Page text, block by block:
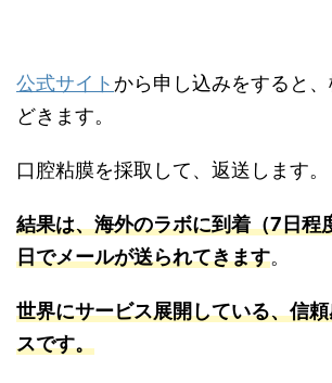
公式サイトから申し込みをすると
どきます。
口腔粘膜を採取して、返送します。
結果は、海外のラボに到着（7日程
日でメールが送られてきます。
世界にサービス展開している、信
スです。